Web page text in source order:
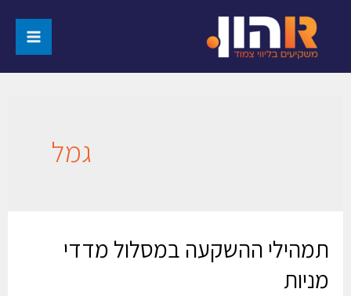
גמל
תמהילי ההשקעה במסלול מדדי
מניות